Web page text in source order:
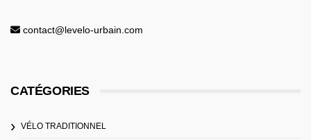
contact@levelo-urbain.com
CATÉGORIES
VÉLO TRADITIONNEL